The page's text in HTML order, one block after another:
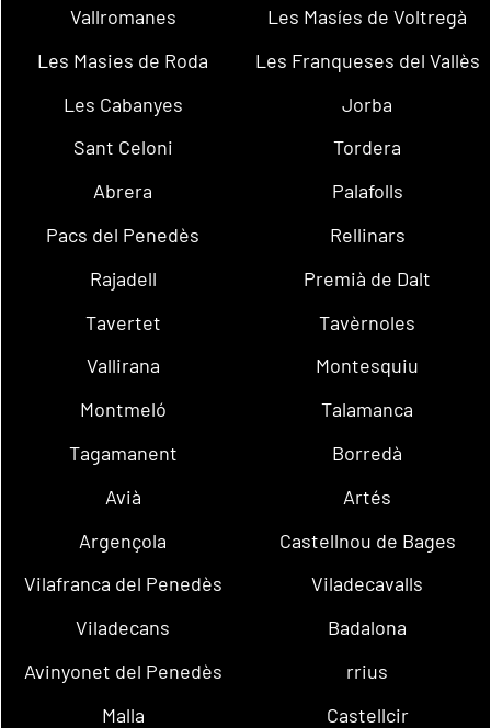
Vallromanes
Les Masíes de Voltregà
Les Masies de Roda
Les Franqueses del Vallès
Les Cabanyes
Jorba
Sant Celoni
Tordera
Abrera
Palafolls
Pacs del Penedès
Rellinars
Rajadell
Premià de Dalt
Tavertet
Tavèrnoles
Vallirana
Montesquiu
Montmeló
Talamanca
Tagamanent
Borredà
Avià
Artés
Argençola
Castellnou de Bages
Vilafranca del Penedès
Viladecavalls
Viladecans
Badalona
Avinyonet del Penedès
rrius
Malla
Castellcir